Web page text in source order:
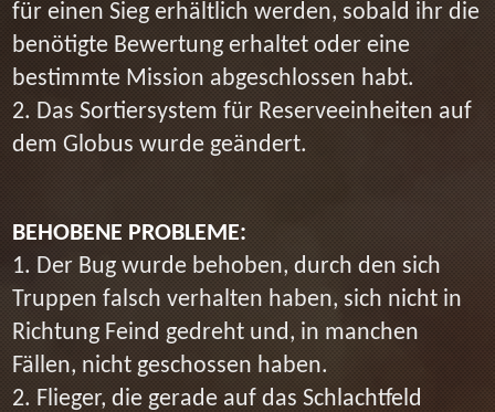
für einen Sieg erhältlich werden, sobald ihr die
benötigte Bewertung erhaltet oder eine
bestimmte Mission abgeschlossen habt.
2. Das Sortiersystem für Reserveeinheiten auf
dem Globus wurde geändert.
BEHOBENE PROBLEME:
1. Der Bug wurde behoben, durch den sich
Truppen falsch verhalten haben, sich nicht in
Richtung Feind gedreht und, in manchen
Fällen, nicht geschossen haben.
2. Flieger, die gerade auf das Schlachtfeld